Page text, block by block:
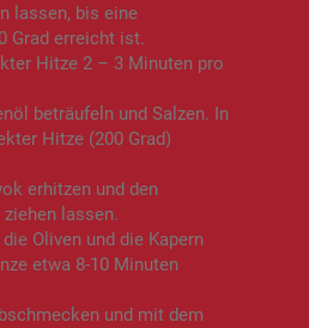
lassen, bis eine
Grad erreicht ist.
Hitze 2 – 3 Minuten pro
beträufeln und Salzen. In
Hitze (200 Grad)
erhitzen und den
lassen.
Oliven und die Kapern
etwa 8-10 Minuten
und mit dem